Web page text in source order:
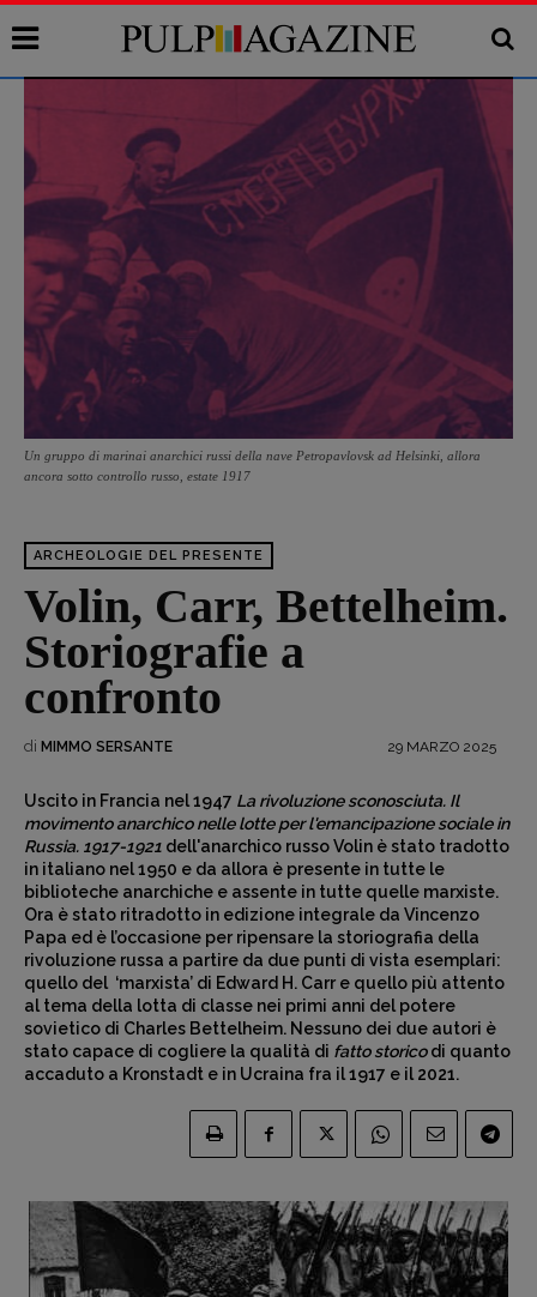
Un gruppo di marinai anarchici russi della nave Petropavlovsk ad Helsinki, allora
ancora sotto controllo russo, estate 1917
ARCHEOLOGIE DEL PRESENTE
Volin, Carr, Bettelheim.
Storiografie a
confronto
di MIMMO SERSANTE 29 MARZO 2025
Uscito in Francia nel 1947 La rivoluzione sconosciuta. Il
movimento anarchico nelle lotte per l'emancipazione sociale in
Russia. 1917-1921 dell'anarchico russo Volin è stato tradotto
in italiano nel 1950 e da allora è presente in tutte le
biblioteche anarchiche e assente in tutte quelle marxiste.
Ora è stato ritradotto in edizione integrale da Vincenzo
Papa ed è l’occasione per ripensare la storiografia della
rivoluzione russa a partire da due punti di vista esemplari:
quello del ‘marxista’ di Edward H. Carr e quello più attento
al tema della lotta di classe nei primi anni del potere
sovietico di Charles Bettelheim. Nessuno dei due autori è
stato capace di cogliere la qualità di fatto storicodi quanto
accaduto a Kronstadt e in Ucraina fra il 1917 e il 2021.